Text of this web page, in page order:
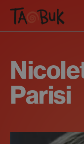
Parisi